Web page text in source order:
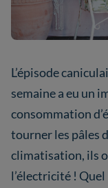
L’épisode
semaine a eu un
consommation
tourner les pâles
climatisation, ils
l’électricité !